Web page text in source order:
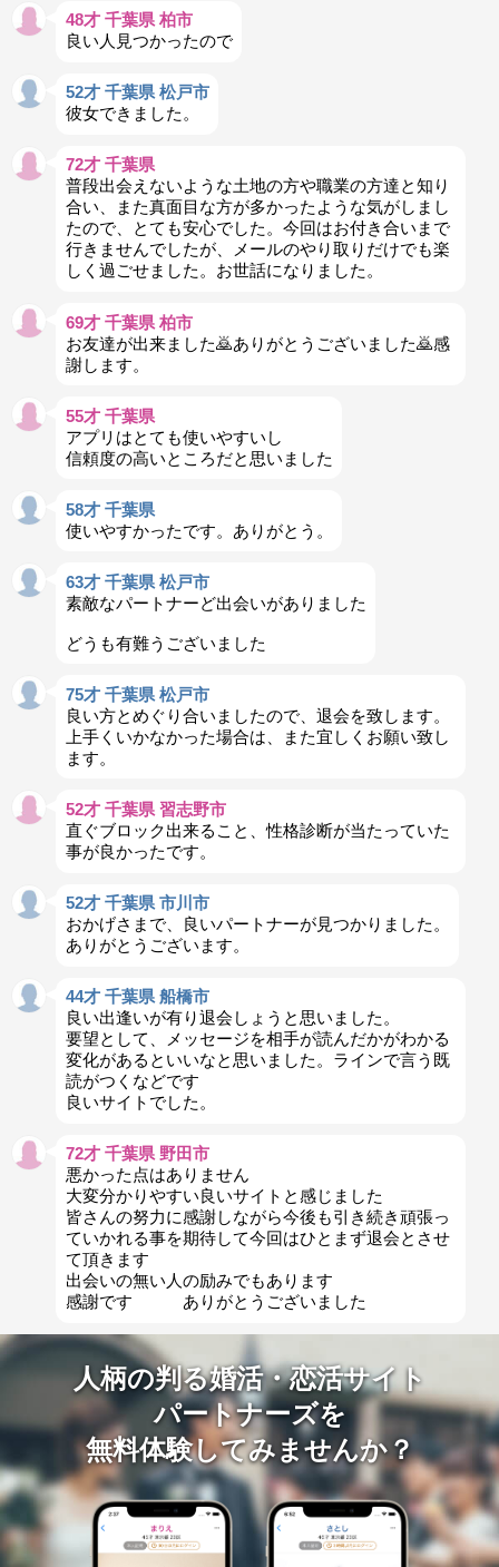
48才 千葉県 柏市
良い人見つかったので
52才 千葉県 松戸市
彼女できました。
72才 千葉県
普段出会えないような土地の方や職業の方達と知り
合い、また真面目な方が多かったような気がしまし
たので、とても安心でした。今回はお付き合いまで
行きませんでしたが、メールのやり取りだけでも楽
しく過ごせました。お世話になりました。
69才 千葉県 柏市
お友達が出来ました🙇ありがとうございました🙇感
謝します。
55才 千葉県
アプリはとても使いやすいし
信頼度の高いところだと思いました
58才 千葉県
使いやすかったです。ありがとう。
63才 千葉県 松戸市
素敵なパートナーど出会いがありました
どうも有難うございました
75才 千葉県 松戸市
良い方とめぐり合いましたので、退会を致します。
上手くいかなかった場合は、また宜しくお願い致し
ます。
52才 千葉県 習志野市
直ぐブロック出来ること、性格診断が当たっていた
事が良かったです。
52才 千葉県 市川市
おかげさまで、良いパートナーが見つかりました。
ありがとうございます。
44才 千葉県 船橋市
良い出逢いが有り退会しょうと思いました。
要望として、メッセージを相手が読んだかがわかる
変化があるといいなと思いました。ラインで言う既
読がつくなどです
良いサイトでした。
72才 千葉県 野田市
悪かった点はありません
大変分かりやすい良いサイトと感じました
皆さんの努力に感謝しながら今後も引き続き頑張っ
ていかれる事を期待して今回はひとまず退会とさせ
て頂きます
出会いの無い人の励みでもあります
感謝です ありがとうございました
人柄の判る婚活・恋活サイト
パートナーズを
無料体験してみませんか？